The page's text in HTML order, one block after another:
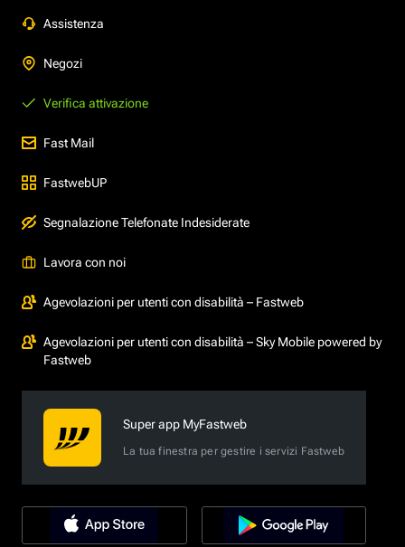
Assistenza
Negozi
Verifica attivazione
Fast Mail
FastwebUP
Segnalazione Telefonate Indesiderate
Lavora con noi
Agevolazioni per utenti con disabilità – Fastweb
Agevolazioni per utenti con disabilità – Sky Mobile powered by
Fastweb
Super app MyFastweb
La tua finestra per gestire i servizi Fastweb